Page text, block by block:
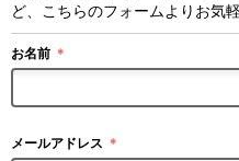
ど、こちらのフォームよりお気
お名前 ＊
メールアドレス ＊